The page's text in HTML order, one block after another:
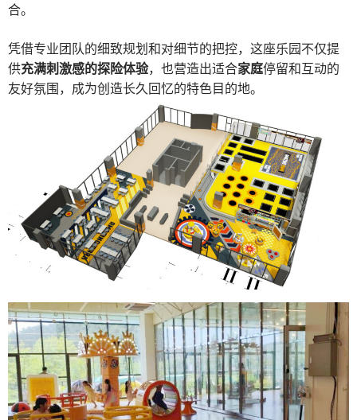
合。
凭借专业团队的细致规划和对细节的把控，这座乐园不仅提
供充满刺激感的探险体验，也营造出适合家庭停留和互动的
友好氛围，成为创造长久回忆的特色目的地。